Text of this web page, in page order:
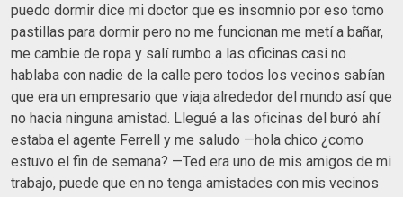
puedo dormir dice mi doctor que es insomnio por eso tomo
pastillas para dormir pero no me funcionan me metí a bañar,
me cambie de ropa y salí rumbo a las oficinas casi no
hablaba con nadie de la calle pero todos los vecinos sabían
que era un empresario que viaja alrededor del mundo así que
no hacia ninguna amistad. Llegué a las oficinas del buró ahí
estaba el agente Ferrell y me saludo —hola chico ¿como
estuvo el fin de semana? —Ted era uno de mis amigos de mi
trabajo, puede que en no tenga amistades con mis vecinos